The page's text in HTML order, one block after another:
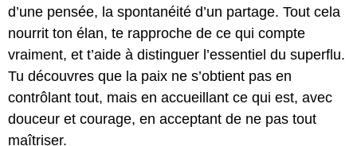
d’une pensée, la spontanéité d’un partage. Tout cela
nourrit ton élan, te rapproche de ce qui compte
vraiment, et t’aide à distinguer l’essentiel du superflu.
Tu découvres que la paix ne s’obtient pas en
contrôlant tout, mais en accueillant ce qui est, avec
douceur et courage, en acceptant de ne pas tout
maîtriser.